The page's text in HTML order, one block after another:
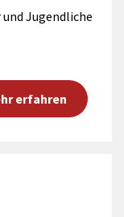
Jugendliche
erfahren